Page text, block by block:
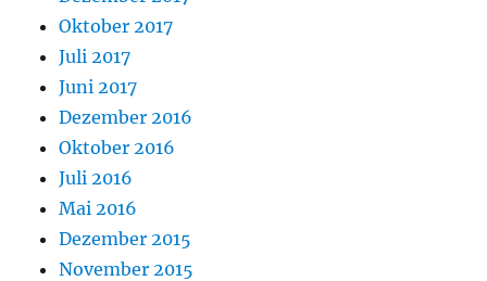
Oktober 2017
Juli 2017
Juni 2017
Dezember 2016
Oktober 2016
Juli 2016
Mai 2016
Dezember 2015
November 2015